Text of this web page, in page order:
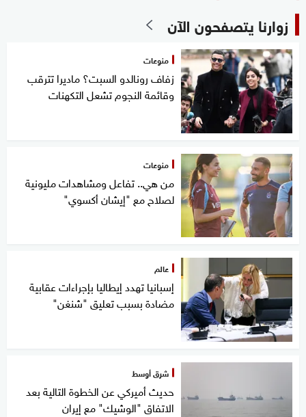
زوارنا يتصفحون الآن
منوعات
زفاف رونالدو السبت؟ ماديرا تترقب
وقائمة النجوم تشعل التكهنات
منوعات
من هي.. تفاعل ومشاهدات مليونية
لصلاح مع "إيشان أكسوي"
عالم
إسبانيا تهدد إيطاليا بإجراءات عقابية
مضادة بسبب تعليق "شنغن"
شرق أوسط
حديث أميركي عن الخطوة التالية بعد
الاتفاق "الوشيك" مع إيران